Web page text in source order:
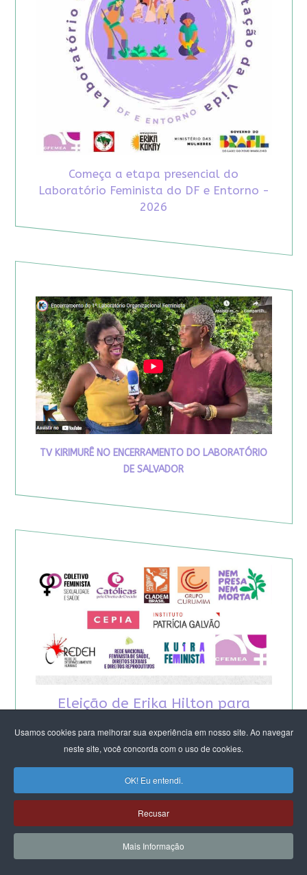
Usamos cookies para melhorar sua experiência em nosso site. Ao navegar
neste site, você concorda com o uso de cookies.
OK! Eu entendi.
Recusar
Mais Informação
Começa a etapa presencial do
Laboratório Feminista do DF e Entorno -
2026
TV KIRIMURÊ NO ENCERRAMENTO DO LABORATÓRIO
DE SALVADOR
Eleição de Erika Hilton para
presidente da Comissão da
Mulher é um fato importante
para a democracia